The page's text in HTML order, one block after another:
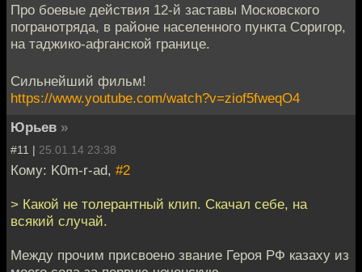
Про боевые действия 12-й заставы Московского
погранотряда, в районе населенного пункта Соригор,
на таджико-афганской границе.
Сильнейший фильм!
https://www.youtube.com/watch?v=ziof5fweqO4
Юрьев »
#11 | 25.01.14 23:38
Кому: K0m-r-ad, #2
> Какой не толерантный клип. Скачал себе, на
всякий случай.
Между прочим присвоено звание Героя РФ казаху из